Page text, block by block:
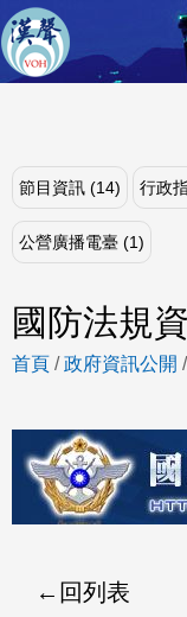
節目資訊 (14) 行政
公營廣播電臺 (1)
國防法規
首頁 /政府資訊公開 /
回列表